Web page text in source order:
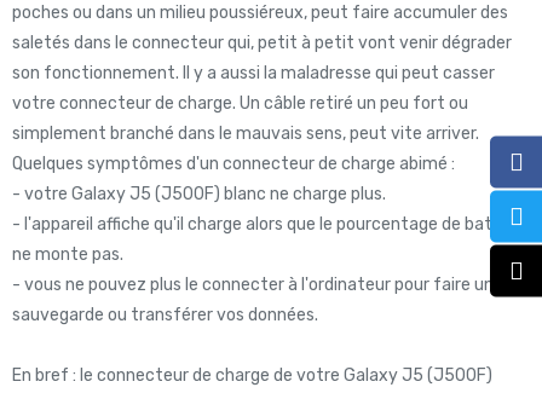
poches ou dans un milieu poussiéreux, peut faire accumuler des
saletés dans le connecteur qui, petit à petit vont venir dégrader
son fonctionnement. Il y a aussi la maladresse qui peut casser
votre connecteur de charge. Un câble retiré un peu fort ou
simplement branché dans le mauvais sens, peut vite arriver.
Quelques symptômes d'un connecteur de charge abimé :
- votre Galaxy J5 (J500F) blanc ne charge plus.
- l'appareil affiche qu'il charge alors que le pourcentage de batterie
ne monte pas.
- vous ne pouvez plus le connecter à l'ordinateur pour faire une
sauvegarde ou transférer vos données.
En bref : le connecteur de charge de votre Galaxy J5 (J500F)